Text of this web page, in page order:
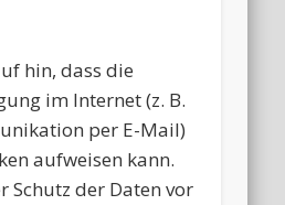
hin, dass die
im Internet (z. B.
per E-Mail)
aufweisen kann.
Schutz der Daten vor